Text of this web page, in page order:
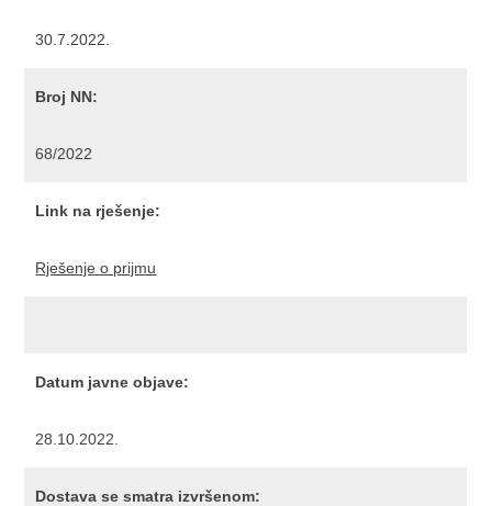
30.7.2022.
Broj NN:
68/2022
Link na rješenje:
Rješenje o prijmu
Datum javne objave:
28.10.2022.
Dostava se smatra izvršenom: